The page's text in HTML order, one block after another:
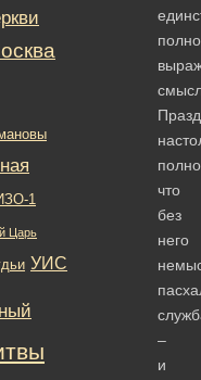
что
без
него
–
и
1
Царь
УИС